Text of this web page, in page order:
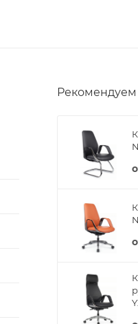
Рекомендуем